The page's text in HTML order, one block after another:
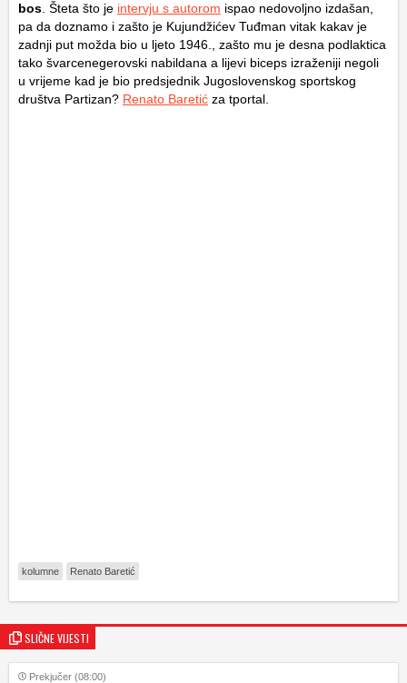
bos . Šteta što je intervju s autorom ispao nedovoljno izdašan,
pa da doznamo i zašto je Kujundžićev Tuđman vitak kakav je
zadnji put možda bio u ljeto 1946., zašto mu je desna podlaktica
tako švarcenegerovski nabildana a lijevi biceps izraženiji negoli
u vrijeme kad je bio predsjednik Jugoslovenskog sportskog
društva Partizan? Renato Baretić za tportal.
kolumne Renato Baretić
SLIČNE VIJESTI
Prekjučer (08:00)